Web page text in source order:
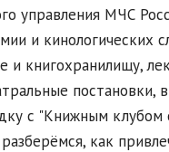
управления МЧС
и кинологических
и книгохранилищу,
постановки,
с "Книжным клубом
как